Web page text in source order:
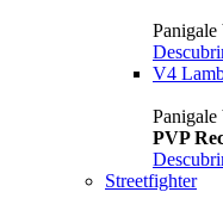
V4
PVP
Streetfighter